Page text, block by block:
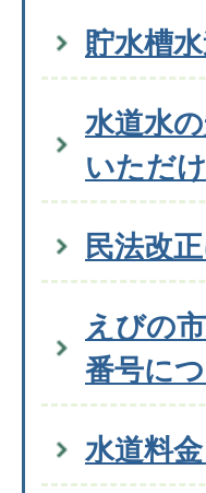
貯水槽
水道水
いただ
民法改
えびの
番号に
水道料